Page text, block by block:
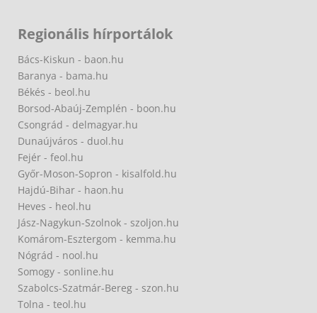
Regionális hírportálok
Bács-Kiskun - baon.hu
Baranya - bama.hu
Békés - beol.hu
Borsod-Abaúj-Zemplén - boon.hu
Csongrád - delmagyar.hu
Dunaújváros - duol.hu
Fejér - feol.hu
Győr-Moson-Sopron - kisalfold.hu
Hajdú-Bihar - haon.hu
Heves - heol.hu
Jász-Nagykun-Szolnok - szoljon.hu
Komárom-Esztergom - kemma.hu
Nógrád - nool.hu
Somogy - sonline.hu
Szabolcs-Szatmár-Bereg - szon.hu
Tolna - teol.hu